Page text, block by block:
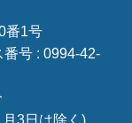
番1号
番号 : 0994-42-
3日は除く)